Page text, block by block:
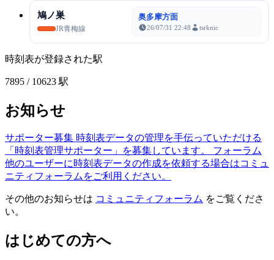
鳩ノ巣
JR青梅線
奥多摩方面
26/07/31 22:48 tsrknic
時刻表が登録された駅
7895 / 10623 駅
お知らせ
サポーター募集 時刻表データの管理を手伝っていただける
「時刻表管理サポーター」を募集しています。
フォーラム
他のユーザーに時刻表データの作成を依頼する場合はコミュ
ニティフォーラムをご利用ください。
その他のお知らせは コミュニティフォーラム をご覧くださ
い。
はじめての方へ